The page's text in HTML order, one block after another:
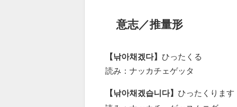
意志／推量形
【낚아채겠다】 ひったくる
読み：ナッカチェゲッタ
【낚아채겠습니다】 ひったくります